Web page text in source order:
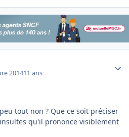
201411 ans
tout non ? Que ce soit préciser
qu'il prononce visiblement